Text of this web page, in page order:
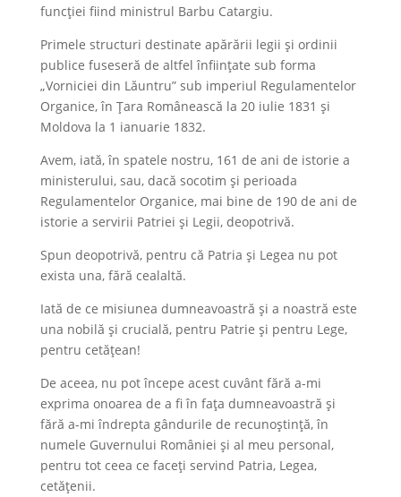
funcției fiind ministrul Barbu Catargiu.
Primele structuri destinate apărării legii și ordinii
publice fuseseră de altfel înființate sub forma
„Vorniciei din Lăuntru” sub imperiul Regulamentelor
Organice, în Țara Românească la 20 iulie 1831 și
Moldova la 1 ianuarie 1832.
Avem, iată, în spatele nostru, 161 de ani de istorie a
ministerului, sau, dacă socotim și perioada
Regulamentelor Organice, mai bine de 190 de ani de
istorie a servirii Patriei și Legii, deopotrivă.
Spun deopotrivă, pentru că Patria și Legea nu pot
exista una, fără cealaltă.
Iată de ce misiunea dumneavoastră și a noastră este
una nobilă și crucială, pentru Patrie și pentru Lege,
pentru cetățean!
De aceea, nu pot începe acest cuvânt fără a-mi
exprima onoarea de a fi în fața dumneavoastră și
fără a-mi îndrepta gândurile de recunoștință, în
numele Guvernului României și al meu personal,
pentru tot ceea ce faceți servind Patria, Legea,
cetățenii.